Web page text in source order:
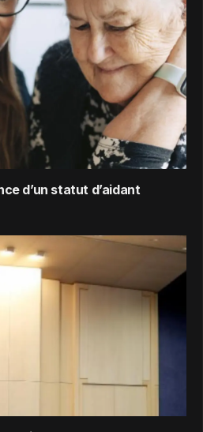
d’un statut d’aidant